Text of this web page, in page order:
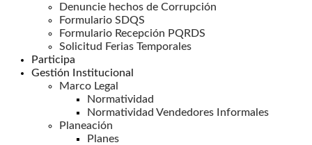
Denuncie hechos de Corrupción
Formulario SDQS
Formulario Recepción PQRDS
Solicitud Ferias Temporales
Participa
Gestión Institucional
Marco Legal
Normatividad
Normatividad Vendedores Informales
Planeación
Planes